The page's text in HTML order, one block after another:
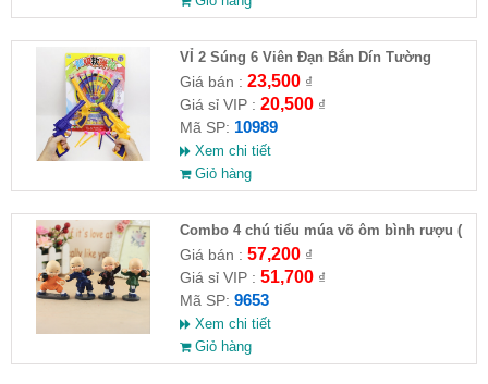
VỈ 2 Súng 6 Viên Đạn Bắn Dín Tường
Giá bán : 23,500₫
Giá sỉ VIP : 20,500₫
Mã SP: 10989
Xem chi tiết
Giỏ hàng
Combo 4 chú tiểu múa võ ôm bình rượu (
HĐ )
Giá bán : 57,200₫
Giá sỉ VIP : 51,700₫
Mã SP: 9653
Xem chi tiết
Giỏ hàng